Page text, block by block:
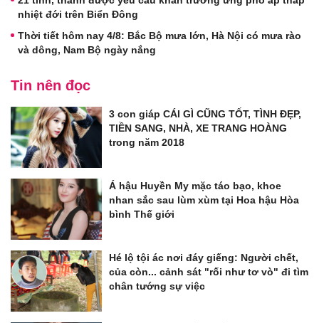
nhiệt đới trên Biển Đông
Thời tiết hôm nay 4/8: Bắc Bộ mưa lớn, Hà Nội có mưa rào
và dông, Nam Bộ ngày nắng
Tin nên đọc
3 con giáp CÁI GÌ CŨNG TỐT, TÌNH ĐẸP,
TIỀN SANG, NHÀ, XE TRANG HOÀNG
trong năm 2018
Á hậu Huyền My mặc táo bạo, khoe
nhan sắc sau lùm xùm tại Hoa hậu Hòa
bình Thế giới
Hé lộ tội ác nơi đáy giếng: Người chết,
của còn... cảnh sát "rối như tơ vò" đi tìm
chân tướng sự việc